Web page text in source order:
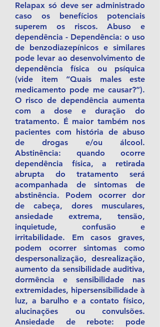
Relapax só deve ser administrado
caso os benefícios potenciais
superem os riscos. Abuso e
dependência - Dependência: o uso
de benzodiazepínicos e similares
pode levar ao desenvolvimento de
dependência física ou psíquica
(vide item “Quais males este
medicamento pode me causar?”).
O risco de dependência aumenta
com a dose e duração do
tratamento. É maior também nos
pacientes com história de abuso
de drogas e/ou álcool.
Abstinência: quando ocorre
dependência física, a retirada
abrupta do tratamento será
acompanhada de sintomas de
abstinência. Podem ocorrer dor
de cabeça, dores musculares,
ansiedade extrema, tensão,
inquietude, confusão e
irritabilidade. Em casos graves,
podem ocorrer sintomas como
despersonalização, desrealização,
aumento da sensibilidade auditiva,
dormência e sensibilidade nas
extremidades, hipersensibilidade à
luz, a barulho e a contato físico,
alucinações ou convulsões.
Ansiedade de rebote: pode